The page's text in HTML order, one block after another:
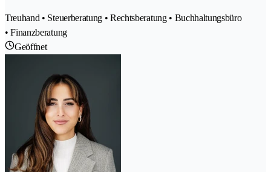
Treuhand • Steuerberatung • Rechtsberatung • Buchhaltungsbüro
• Finanzberatung
Geöffnet